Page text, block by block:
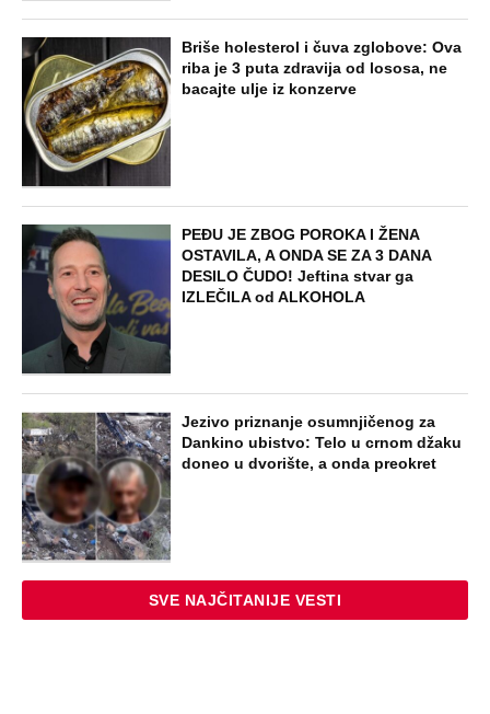
Briše holesterol i čuva zglobove: Ova
riba je 3 puta zdravija od lososa, ne
bacajte ulje iz konzerve
PEĐU JE ZBOG POROKA I ŽENA
OSTAVILA, A ONDA SE ZA 3 DANA
DESILO ČUDO! Jeftina stvar ga
IZLEČILA od ALKOHOLA
Jezivo priznanje osumnjičenog za
Dankino ubistvo: Telo u crnom džaku
doneo u dvorište, a onda preokret
SVE NAJČITANIJE VESTI